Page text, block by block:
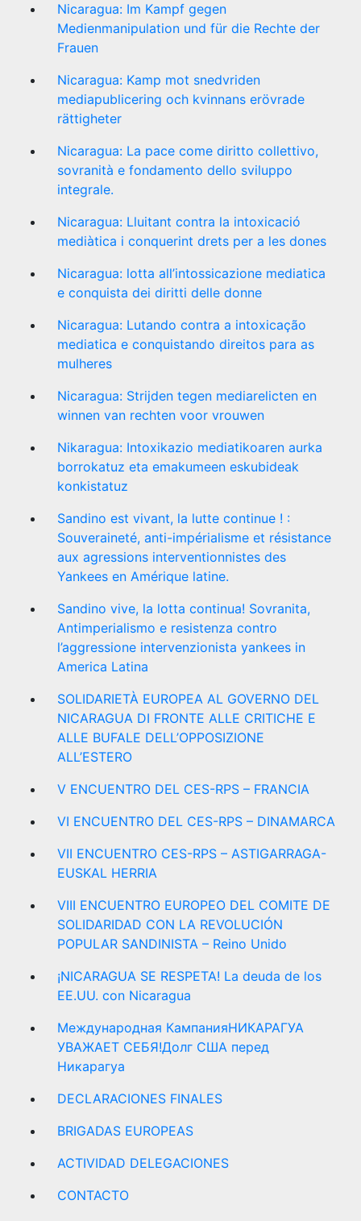
Nicaragua: Im Kampf gegen
Medienmanipulation und für die Rechte der
Frauen
Nicaragua: Kamp mot snedvriden
mediapublicering och kvinnans erövrade
rättigheter
Nicaragua: La pace come diritto collettivo,
sovranità e fondamento dello sviluppo
integrale.
Nicaragua: Lluitant contra la intoxicació
mediàtica i conquerint drets per a les dones
Nicaragua: lotta all’intossicazione mediatica
e conquista dei diritti delle donne
Nicaragua: Lutando contra a intoxicação
mediatica e conquistando direitos para as
mulheres
Nicaragua: Strijden tegen mediarelicten en
winnen van rechten voor vrouwen
Nikaragua: Intoxikazio mediatikoaren aurka
borrokatuz eta emakumeen eskubideak
konkistatuz
Sandino est vivant, la lutte continue ! :
Souveraineté, anti-impérialisme et résistance
aux agressions interventionnistes des
Yankees en Amérique latine.
Sandino vive, la lotta continua! Sovranita,
Antimperialismo e resistenza contro
l’aggressione intervenzionista yankees in
America Latina
SOLIDARIETÀ EUROPEA AL GOVERNO DEL
NICARAGUA DI FRONTE ALLE CRITICHE E
ALLE BUFALE DELL’OPPOSIZIONE
ALL’ESTERO
V ENCUENTRO DEL CES-RPS – FRANCIA
VI ENCUENTRO DEL CES-RPS – DINAMARCA
VII ENCUENTRO CES-RPS – ASTIGARRAGA-
EUSKAL HERRIA
VIII ENCUENTRO EUROPEO DEL COMITE DE
SOLIDARIDAD CON LA REVOLUCIÓN
POPULAR SANDINISTA – Reino Unido
¡NICARAGUA SE RESPETA! La deuda de los
EE.UU. con Nicaragua
Международная КампанияНИКАРАГУА
УВАЖАЕТ СЕБЯ!Долг США перед
Никарагуа
DECLARACIONES FINALES
BRIGADAS EUROPEAS
ACTIVIDAD DELEGACIONES
CONTACTO